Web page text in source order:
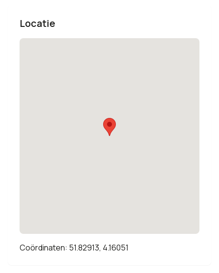
Locatie
Coördinaten: 51.82913, 4.16051